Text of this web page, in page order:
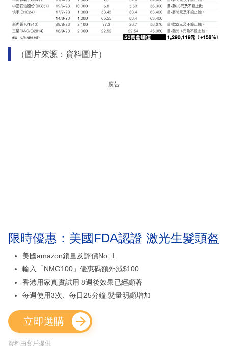
（圖片來源：資料圖片）
廣告
限時優惠：美國FDA認證 激光生髮頭盔
美國amazon鎖量及評價No. 1
輸入「NMG100」優惠碼額外減$100
香港用家真實試用 8週後效果已經顯著
每週使用3次、每日25分鐘 髮量明顯增加
立即選購
資料由客戶提供